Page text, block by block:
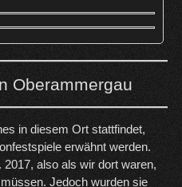
Oberammergau
in diesem Ort stattfindet,
erwähnt werden.
also als wir dort waren,
Jedoch wurden sie